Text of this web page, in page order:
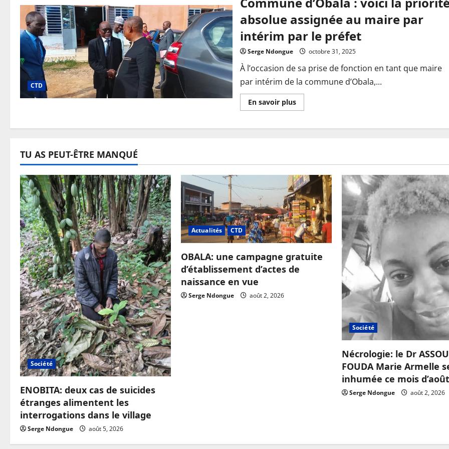
parti
pour
la
nuit
des
longs
couteaux
CTD
absolue assignée au maire par
intérim par le préfet
Serge Ndongue octobre 31, 2025
À l’occasion de sa prise de fonction en tant que maire
par intérim de la commune d’Obala,...
En savoir plusEn
savoir
Commune
priorité
assignée
au
maire
par
intérim
par
le
préfet
TU AS PEUT-ÊTRE MANQUÉ
Société
ENOBITA: deux cas de suicides
étranges alimentent les
interrogations dans le village
Serge Ndongue août 5, 2026
Actualités CTD
OBALA: une campagne gratuite
d’établissement d’actes de
naissance en vue
Serge Ndongue août 2, 2026
Société
Nécrologie: le Dr
FOUDA Marie Armelle
inhumée ce mois
Serge Ndongue août 2, 2026